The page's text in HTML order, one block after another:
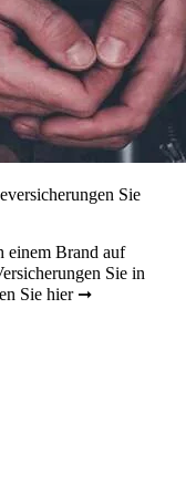
Sie
einem Brand auf
Sie in
Sie hier ➞